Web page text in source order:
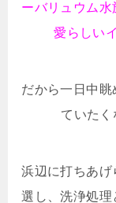
ーバリュウム
愛らしい
だから一日中
ていた
浜辺に打ちあ
選し、洗浄処理